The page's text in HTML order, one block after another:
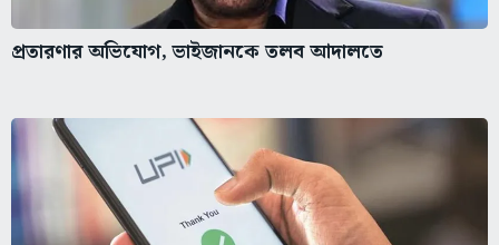
প্রতারণার অভিযোগ, ভাইজানকে তলব আদালতে